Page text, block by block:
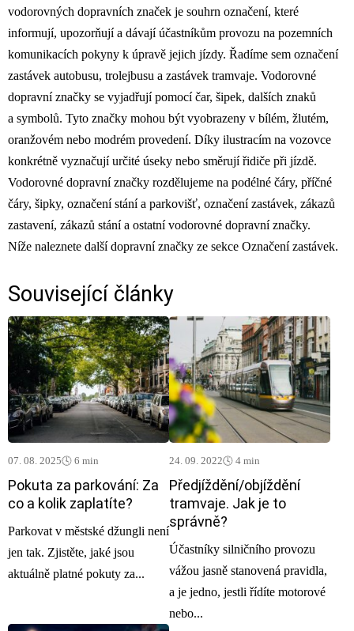
vodorovných dopravních značek je souhrn označení, které
informují, upozorňují a dávají účastníkům provozu na pozemních
komunikacích pokyny k úpravě jejich jízdy. Řadíme sem označení
zastávek autobusu, trolejbusu a zastávek tramvaje. Vodorovné
dopravní značky se vyjadřují pomocí čar, šipek, dalších znaků
a symbolů. Tyto značky mohou být vyobrazeny v bílém, žlutém,
oranžovém nebo modrém provedení. Díky ilustracím na vozovce
konkrétně vyznačují určité úseky nebo směrují řidiče při jízdě.
Vodorovné dopravní značky rozdělujeme na podélné čáry, příčné
čáry, šipky, označení stání a parkovišť, označení zastávek, zákazů
zastavení, zákazů stání a ostatní vodorovné dopravní značky.
Níže naleznete další dopravní značky ze sekce Označení zastávek.
Související články
07. 08. 2025🕓 6 min
Pokuta za parkování: Za
co a kolik zaplatíte?
Parkovat v městské džungli není
jen tak. Zjistěte, jaké jsou
aktuálně platné pokuty za...
24. 09. 2022🕓 4 min
Předjíždění/objíždění
tramvaje. Jak je to
správně?
Účastníky silničního provozu
vážou jasně stanovená pravidla,
a je jedno, jestli řídíte motorové
nebo...